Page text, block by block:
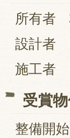
所有者
設計者
施工者
受賞
整備開